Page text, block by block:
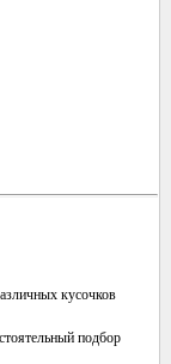
кусочков
подбор